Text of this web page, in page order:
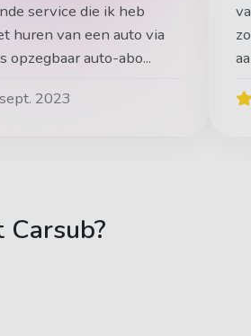
service die ik heb
huren van een auto via
opzegbaar auto-abo...
2023